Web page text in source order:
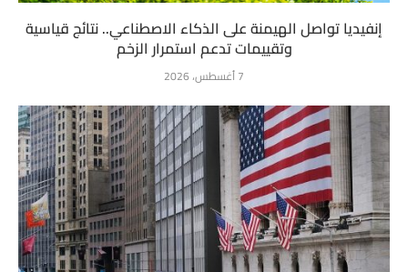
إنفيديا تواصل الهيمنة على الذكاء الاصطناعي.. نتائج قياسية
وتقييمات تدعم استمرار الزخم
7 أغسطس، 2026